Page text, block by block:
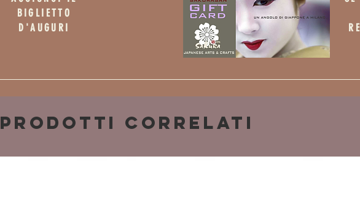
BIGLIETTO
D'AUGURI
Prodotti correlati